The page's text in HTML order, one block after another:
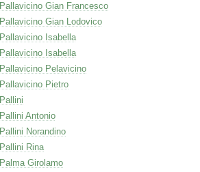
Pallavicino Gian Francesco
Pallavicino Gian Lodovico
Pallavicino Isabella
Pallavicino Isabella
Pallavicino Pelavicino
Pallavicino Pietro
Pallini
Pallini Antonio
Pallini Norandino
Pallini Rina
Palma Girolamo